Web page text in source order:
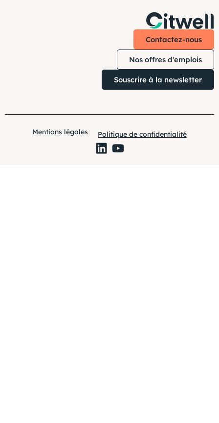
Contactez-nous
Nos offres d'emplois
Souscrire à la newsletter
Mentions légales Politique de confidentialité